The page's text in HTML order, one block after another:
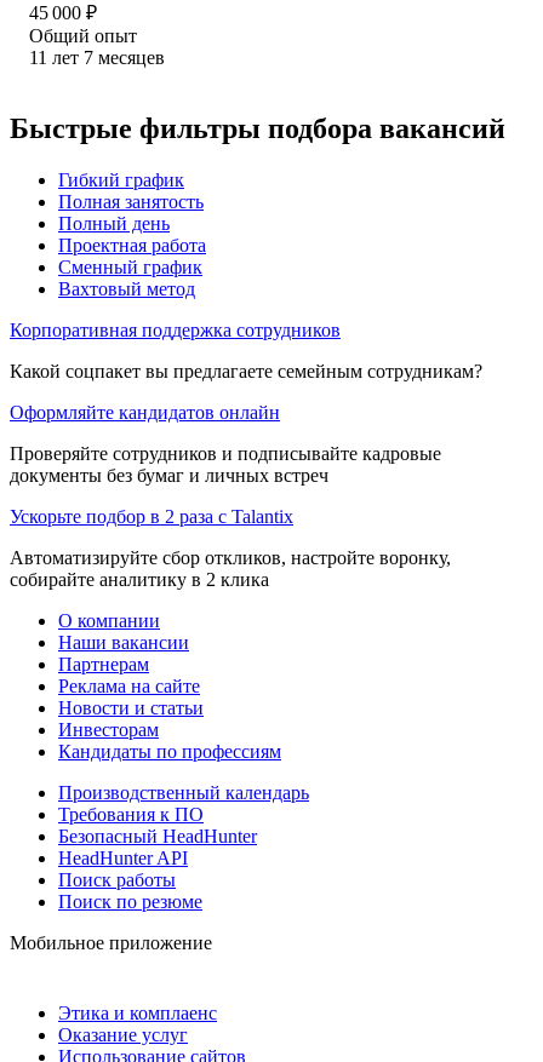
45 000 ₽
Общий опыт
11 лет 7 месяцев
Быстрые фильтры подбора вакансий
Гибкий график
Полная занятость
Полный день
Проектная работа
Сменный график
Вахтовый метод
Корпоративная поддержка сотрудников
Какой соцпакет вы предлагаете семейным сотрудникам?
Оформляйте кандидатов онлайн
Проверяйте сотрудников и подписывайте кадровые
документы без бумаг и личных встреч
Ускорьте подбор в 2 раза с Talantix
Автоматизируйте сбор откликов, настройте воронку,
собирайте аналитику в 2 клика
О компании
Наши вакансии
Партнерам
Реклама на сайте
Новости и статьи
Инвесторам
Кандидаты по профессиям
Производственный календарь
Требования к ПО
Безопасный HeadHunter
HeadHunter API
Поиск работы
Поиск по резюме
Мобильное приложение
Этика и комплаенс
Оказание услуг
Использование сайтов